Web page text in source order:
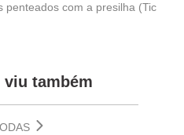
penteados com a presilha (Tic
também